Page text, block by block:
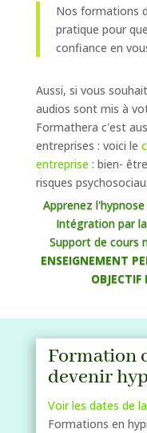
Nos formations
pratique pour
confiance en
Aussi, si vous
audios sont mis à
Formathera c'est
entreprises : voici le
entreprise: bien-
risques
Apprenez
Intégration par
Support de cours
ENSEIGNEMENT
OBJECTIF
Formation
devenir
Voir les dates de
Formations en